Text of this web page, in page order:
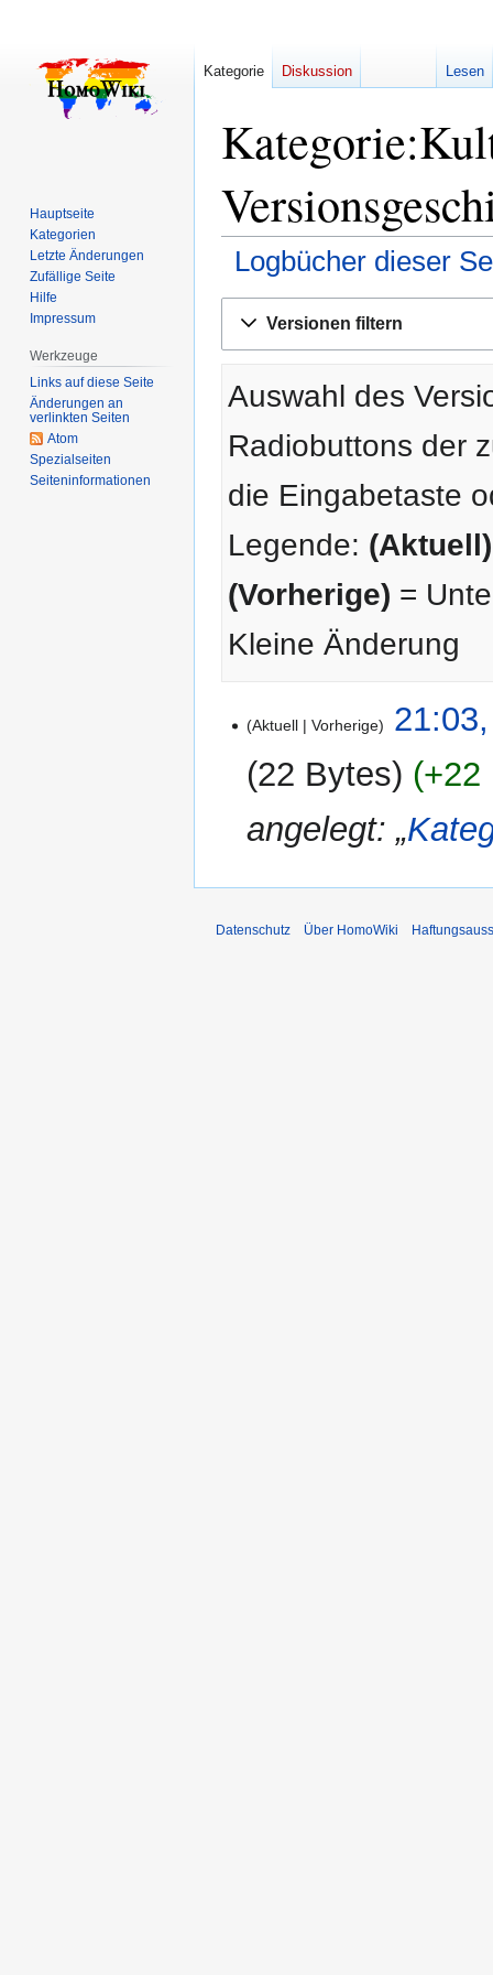
Logbücher dieser
Navigation
Suche
Versionen filtern
Auswahl des
Radiobuttons der
die Eingabetaste
Legende: (Aktuell)
(Vorherige) =
Kleine Änderung
Dezember
2014
Aktuell Vorherige
22 Bytes
+22
angelegt: „
Kategorie Diskussion Lesen
Hauptseite
Kategorien
Letzte Änderungen
Zufällige Seite
Hilfe
Impressum
Werkzeuge
Links auf diese Seite
Änderungen an
verlinkten Seiten
Atom
Spezialseiten
Seiten­­informationen
Datenschutz Über HomoWiki